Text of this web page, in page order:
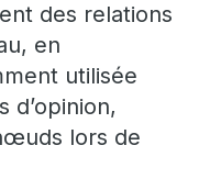
des relations
en
utilisée
lors de